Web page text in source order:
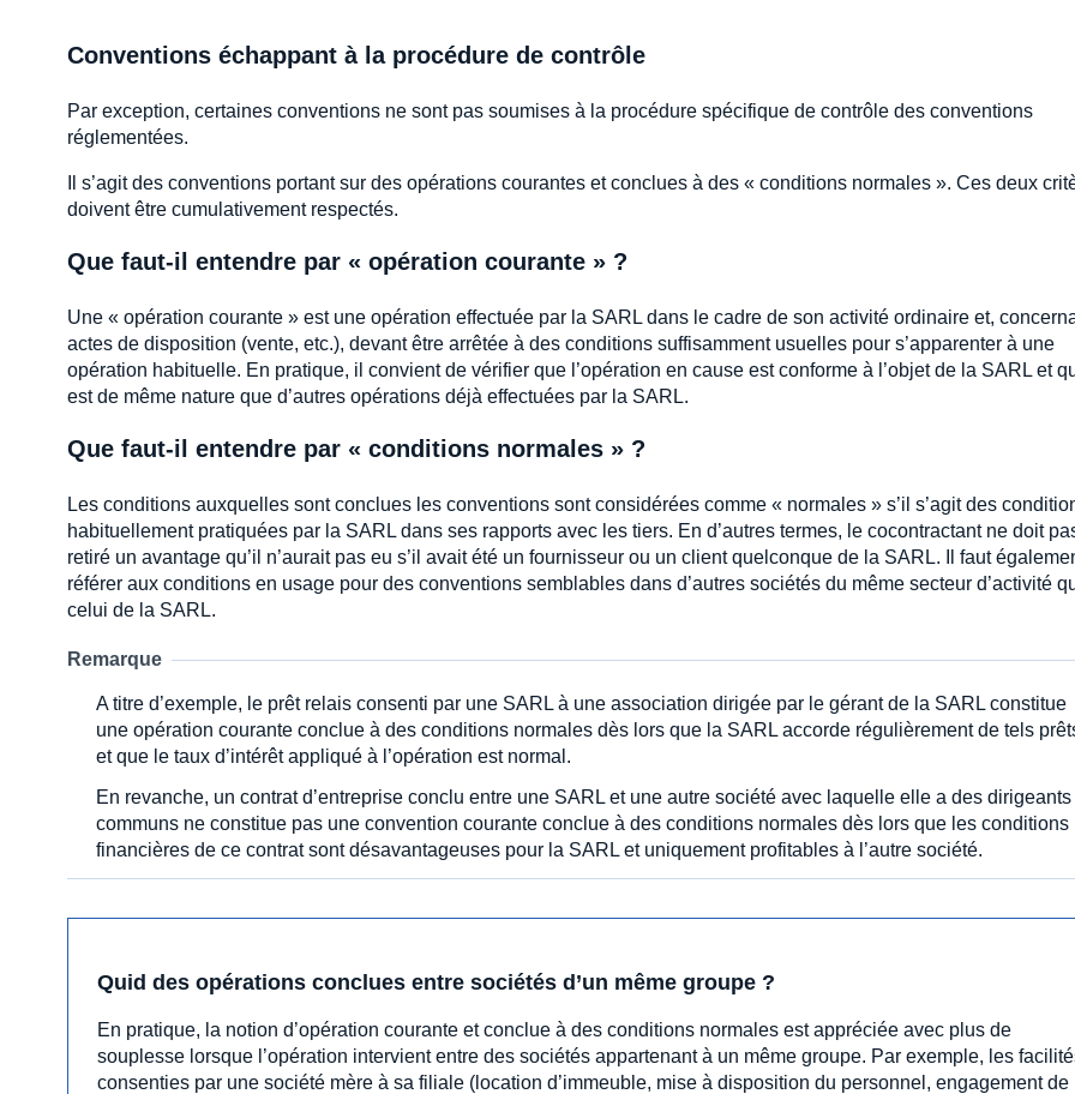
Conventions échappant à la procédure de contrôle
Par exception, certaines conventions ne sont pas soumises à la procédure spécifique de contrôle des conventions
réglementées.
Il s’agit des conventions portant sur des opérations courantes et conclues à des « conditions normales ». Ces deux
doivent être cumulativement respectés.
Que faut-il entendre par « opération courante » ?
Une « opération courante » est une opération effectuée par la SARL dans le cadre de son activité ordinaire et,
actes de disposition (vente, etc.), devant être arrêtée à des conditions suffisamment usuelles pour s’apparenter à une
opération habituelle. En pratique, il convient de vérifier que l’opération en cause est conforme à l’objet de la SARL et
est de même nature que d’autres opérations déjà effectuées par la SARL.
Que faut-il entendre par « conditions normales » ?
Les conditions auxquelles sont conclues les conventions sont considérées comme « normales » s’il s’agit des
habituellement pratiquées par la SARL dans ses rapports avec les tiers. En d’autres termes, le cocontractant ne doit
retiré un avantage qu’il n’aurait pas eu s’il avait été un fournisseur ou un client quelconque de la SARL. Il faut
référer aux conditions en usage pour des conventions semblables dans d’autres sociétés du même secteur d’activité
celui de la SARL.
Remarque
A titre d’exemple, le prêt relais consenti par une SARL à une association dirigée par le gérant de la SARL constitue
une opération courante conclue à des conditions normales dès lors que la SARL accorde régulièrement de tels
et que le taux d’intérêt appliqué à l’opération est normal.
En revanche, un contrat d’entreprise conclu entre une SARL et une autre société avec laquelle elle a des dirigeants
communs ne constitue pas une convention courante conclue à des conditions normales dès lors que les conditions
financières de ce contrat sont désavantageuses pour la SARL et uniquement profitables à l’autre société.
Quid des opérations conclues entre sociétés d’un même groupe ?
En pratique, la notion d’opération courante et conclue à des conditions normales est appréciée avec plus de
souplesse lorsque l’opération intervient entre des sociétés appartenant à un même groupe. Par exemple, les
consenties par une société mère à sa filiale (location d’immeuble, mise à disposition du personnel, engagement de